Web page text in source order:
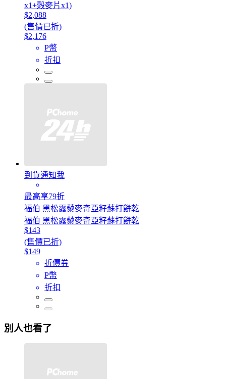
x1+穀麥片x1)
$2,088
(售價已折)
$2,176
P幣
折扣
到貨通知我
最高享79折
福伯 黑松露藜麥奇亞籽蘇打餅乾
福伯 黑松露藜麥奇亞籽蘇打餅乾
$143
(售價已折)
$149
折價券
P幣
折扣
別人也看了